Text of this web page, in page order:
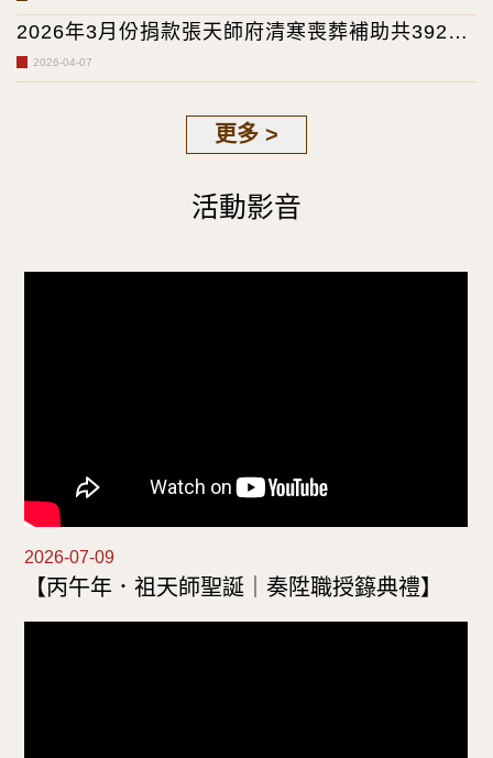
2026-04-07
2026年3月份捐款張天師府清寒喪葬補助共392筆
(累計59,785筆)
更多 >
活動影音
2026-07-09
【丙午年．祖天師聖誕｜奏陞職授籙典禮】